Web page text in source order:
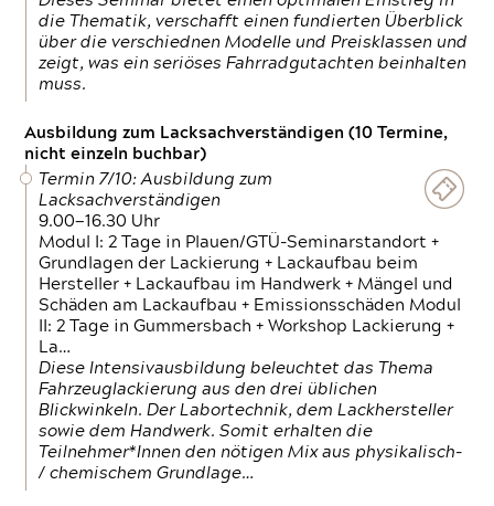
die Thematik, verschafft einen fundierten Überblick
über die verschiednen Modelle und Preisklassen und
zeigt, was ein seriöses Fahrradgutachten beinhalten
muss.
Ausbildung zum Lacksachverständigen (10 Termine,
nicht einzeln buchbar)
Termin 7/10: Ausbildung zum
Lacksachverständigen
9.00—16.30 Uhr
Modul I: 2 Tage in Plauen/GTÜ-Seminarstandort +
Grundlagen der Lackierung + Lackaufbau beim
Hersteller + Lackaufbau im Handwerk + Mängel und
Schäden am Lackaufbau + Emissionsschäden Modul
II: 2 Tage in Gummersbach + Workshop Lackierung +
La…
Diese Intensivausbildung beleuchtet das Thema
Fahrzeuglackierung aus den drei üblichen
Blickwinkeln. Der Labortechnik, dem Lackhersteller
sowie dem Handwerk. Somit erhalten die
Teilnehmer*Innen den nötigen Mix aus physikalisch-
/ chemischem Grundlage…